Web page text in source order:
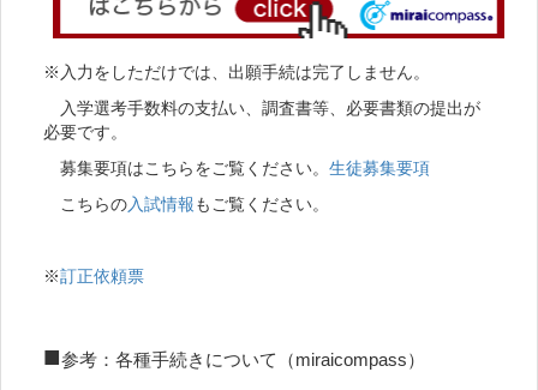
※入力をしただけでは、出願手続は完了しません。
入学選考手数料の支払い、調査書等、必要書類の提出が
必要です。
募集要項はこちらをご覧ください。 生徒募集要項
こちらの入試情報もご覧ください。
※訂正依頼票
■参考：各種手続きについて（miraicompass）